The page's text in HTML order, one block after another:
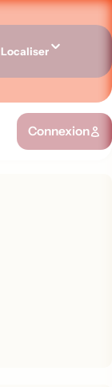
Localiser
Connexion